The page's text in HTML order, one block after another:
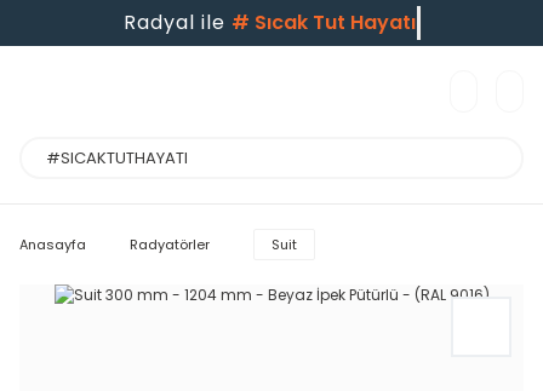
Radyal ile # Sıcak Tut Hayatı
Anasayfa Radyatörler Suit